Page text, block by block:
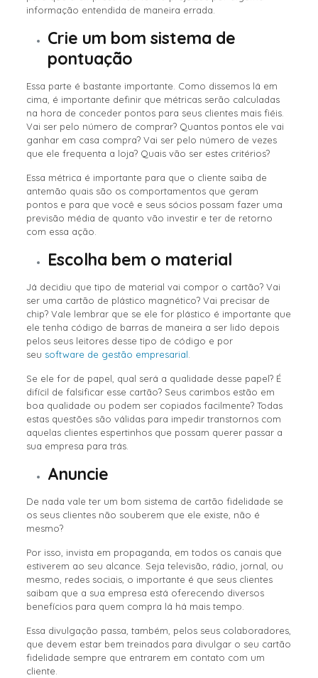
informação entendida de maneira errada.
Crie um bom sistema de
pontuação
Essa parte é bastante importante. Como dissemos lá em
cima, é importante definir que métricas serão calculadas
na hora de conceder pontos para seus clientes mais fiéis.
Vai ser pelo número de comprar? Quantos pontos ele vai
ganhar em casa compra? Vai ser pelo número de vezes
que ele frequenta a loja? Quais vão ser estes critérios?
Essa métrica é importante para que o cliente saiba de
antemão quais são os comportamentos que geram
pontos e para que você e seus sócios possam fazer uma
previsão média de quanto vão investir e ter de retorno
com essa ação.
Escolha bem o material
Já decidiu que tipo de material vai compor o cartão? Vai
ser uma cartão de plástico magnético? Vai precisar de
chip? Vale lembrar que se ele for plástico é importante que
ele tenha código de barras de maneira a ser lido depois
pelos seus leitores desse tipo de código e por
seu software de gestão empresarial.
Se ele for de papel, qual será a qualidade desse papel? É
difícil de falsificar esse cartão? Seus carimbos estão em
boa qualidade ou podem ser copiados facilmente? Todas
estas questões são válidas para impedir transtornos com
aquelas clientes espertinhos que possam querer passar a
sua empresa para trás.
Anuncie
De nada vale ter um bom sistema de cartão fidelidade se
os seus clientes não souberem que ele existe, não é
mesmo?
Por isso, invista em propaganda, em todos os canais que
estiverem ao seu alcance. Seja televisão, rádio, jornal, ou
mesmo, redes sociais, o importante é que seus clientes
saibam que a sua empresa está oferecendo diversos
benefícios para quem compra lá há mais tempo.
Essa divulgação passa, também, pelos seus colaboradores,
que devem estar bem treinados para divulgar o seu cartão
fidelidade sempre que entrarem em contato com um
cliente.